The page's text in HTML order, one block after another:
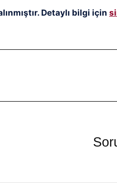
Detaylı bilgi için